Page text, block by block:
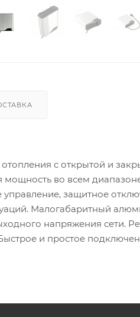
с открытой и
во всем
защитное
Малогабаритный
напряжения сети.
и простое